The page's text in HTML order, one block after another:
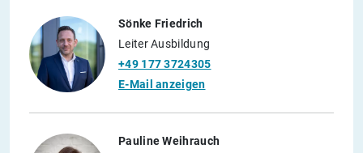
Sönke Friedrich
Leiter Ausbildung
+49 177 3724305
E-Mail anzeigen
Pauline Weihrauch